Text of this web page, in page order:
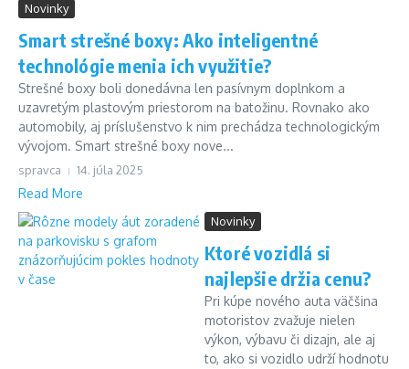
Novinky
Smart strešné boxy: Ako inteligentné
technológie menia ich využitie?
Strešné boxy boli donedávna len pasívnym doplnkom a
uzavretým plastovým priestorom na batožinu. Rovnako ako
automobily, aj príslušenstvo k nim prechádza technologickým
vývojom. Smart strešné boxy nove...
spravca 14. júla 2025
Read More
Novinky
Ktoré vozidlá si
najlepšie držia cenu?
Pri kúpe nového auta väčšina
motoristov zvažuje nielen
výkon, výbavu či dizajn, ale aj
to, ako si vozidlo udrží hodnotu